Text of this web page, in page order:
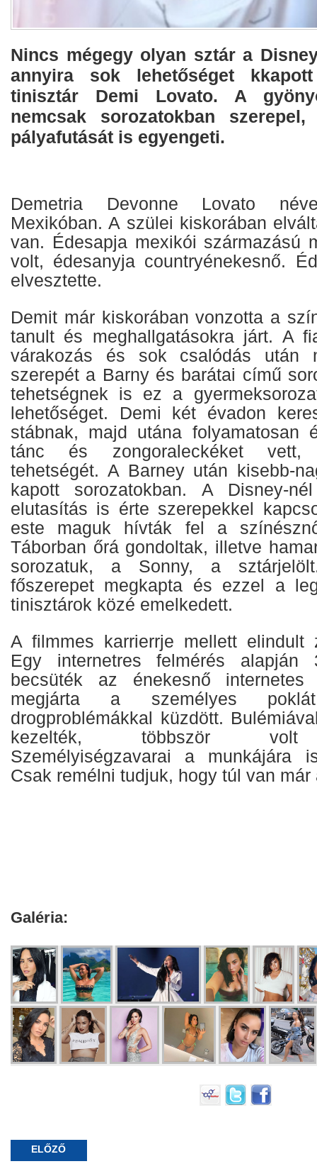
Nincs mégegy olyan sztár a
annyira sok lehetőséget
tinisztár Demi Lovato. A
nemcsak sorozatokban
pályafutását is egyengeti.
Demetria Devonne Lovato
Mexikóban. A szülei kiskorában
van. Édesapja mexikói származású
volt, édesanyja countryénekesnő.
elvesztette.
Demit már kiskorában vonzotta a
tanult és meghallgatásokra járt. A
várakozás és sok csalódás után
szerepét a Barny és barátai című
tehetségnek is ez a
lehetőséget. Demi két évadon
stábnak, majd utána folyamatosan
tánc és zongoraleckéket vett,
tehetségét. A Barney után kisebb-
kapott sorozatokban. A Disney-
elutasítás is érte szerepekkel
este maguk hívták fel a
Táborban őrá gondoltak, illetve
sorozatuk, a Sonny, a
főszerepet megkapta és ezzel a
tinisztárok közé emelkedett.
A filmmes karrierrje mellett elindult
Egy internetres felmérés alapján
becsüték az énekesnő
megjárta a személyes
drogproblémákkal küzdött.
kezelték, többször volt
Személyiségzavarai a munkájára
Csak remélni tudjuk, hogy túl van már
Galéria:
ELŐZŐ